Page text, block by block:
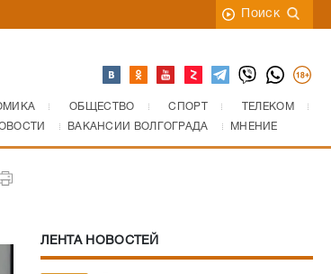
Поиск
ОБЩЕСТВО СПОРТ
ТЕЛЕКОМ
ВАКАНСИИ ВОЛГОГРАДА МНЕНИЕ
ЛЕНТА НОВОСТЕЙ